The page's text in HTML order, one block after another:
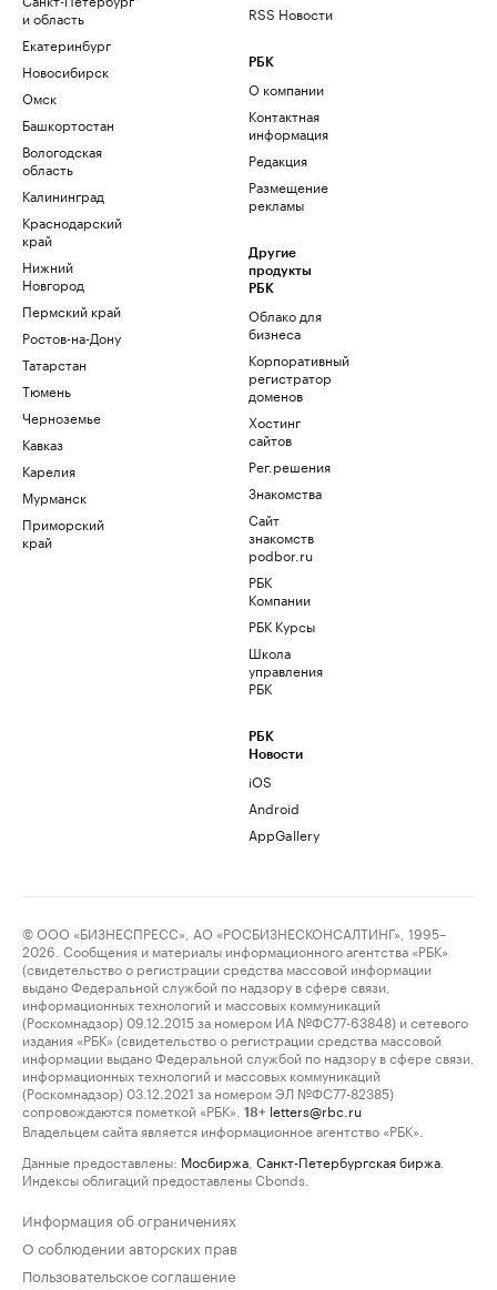
и область
Екатеринбург
Новосибирск
Омск
Башкортостан
Вологодская
область
Калининград
Краснодарский
край
Нижний
Новгород
Пермский край
Ростов-на-Дону
Татарстан
Тюмень
Черноземье
Кавказ
Карелия
Мурманск
Приморский
край
RSS Новости
РБК
О компании
Контактная
информация
Редакция
Размещение
рекламы
Другие
продукты
РБК
Облако для
бизнеса
Корпоративный
регистратор
доменов
Хостинг
сайтов
Рег.решения
Знакомства
Сайт
знакомств
podbor.ru
РБК
Компании
РБК Курсы
Школа
управления
РБК
РБК
Новости
iOS
Android
AppGallery
© ООО «БИЗНЕСПРЕСС», АО «РОСБИЗНЕСКОНСАЛТИНГ», 1995–
2026. Сообщения и материалы информационного агентства «РБК»
(свидетельство о регистрации средства массовой информации
выдано Федеральной службой по надзору в сфере связи,
информационных технологий и массовых коммуникаций
(Роскомнадзор) 09.12.2015 за номером ИА №ФС77-63848) и сетевого
издания «РБК» (свидетельство о регистрации средства массовой
информации выдано Федеральной службой по надзору в сфере связи,
информационных технологий и массовых коммуникаций
(Роскомнадзор) 03.12.2021 за номером ЭЛ №ФС77-82385)
сопровождаются пометкой «РБК».
18+ letters@rbc.ru
Владельцем сайта является информационное агентство «РБК».
Данные предоставлены: Мосбиржа Санкт-Петербургская биржа
Индексы облигаций предоставлены Cbonds.
Информация об ограничениях
О соблюдении авторских прав
Пользовательское соглашение